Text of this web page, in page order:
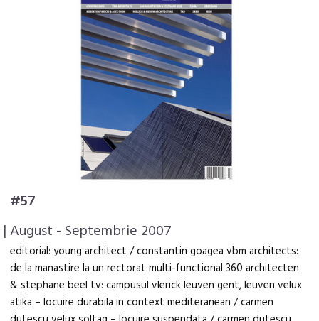
#57
| August - Septembrie 2007
editorial: young architect / constantin goagea vbm architects:
de la manastire la un rectorat multi-functional 360 architecten
& stephane beel tv: campusul vlerick leuven gent, leuven velux
atika – locuire durabila in context mediteranean / carmen